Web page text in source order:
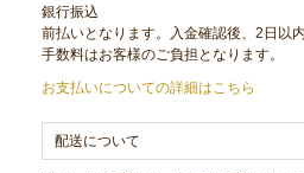
銀行振込
前払いとなります。入金確認後、2日以
手数料はお客様のご負担となります。
お支払いについての詳細はこちら
配送について